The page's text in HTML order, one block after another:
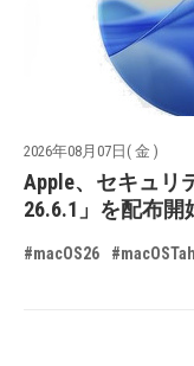
2026年08月07日( 金 )
Apple、セキュリ
26.6.1」を配布開
#macOS26